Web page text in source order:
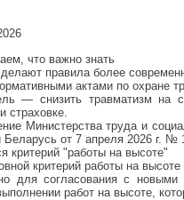
что важно знать
правила более
актами по охране
— снизить травматизм на
страховке.
Министерства труда и
Беларусь от 7 апреля 2026 г. №
критерий "работы на высоте"
критерий работы на
для согласования с новыми
работ на высоте,